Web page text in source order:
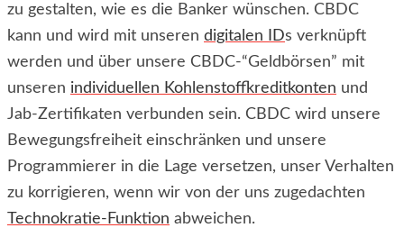
zu gestalten, wie es die Banker wünschen. CBDC
kann und wird mit unseren digitalen IDs verknüpft
werden und über unsere CBDC-“Geldbörsen” mit
unseren individuellen Kohlenstoffkreditkonten und
Jab-Zertifikaten verbunden sein. CBDC wird unsere
Bewegungsfreiheit einschränken und unsere
Programmierer in die Lage versetzen, unser Verhalten
zu korrigieren, wenn wir von der uns zugedachten
Technokratie-Funktion abweichen.